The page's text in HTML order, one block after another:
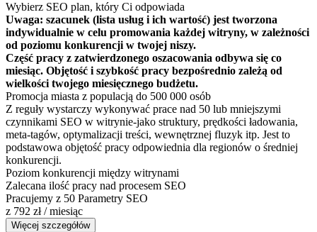
Wybierz SEO plan, który Ci odpowiada
Uwaga: szacunek (lista usług i ich wartość) jest tworzona
indywidualnie w celu promowania każdej witryny, w zależności
od poziomu konkurencji w twojej niszy.
Część pracy z zatwierdzonego oszacowania odbywa się co
miesiąc. Objętość i szybkość pracy bezpośrednio zależą od
wielkości twojego miesięcznego budżetu.
Promocja miasta z populacją do 500 000 osób
Z reguły wystarczy wykonywać prace nad 50 lub mniejszymi
czynnikami SEO w witrynie-jako struktury, prędkości ładowania,
meta-tagów, optymalizacji treści, wewnętrznej fluzyk itp. Jest to
podstawowa objętość pracy odpowiednia dla regionów o średniej
konkurencji.
Poziom konkurencji między witrynami
Zalecana ilość pracy nad procesem SEO
Pracujemy z 50 Parametry SEO
z 792 zł / miesiąc
Więcej szczegółów